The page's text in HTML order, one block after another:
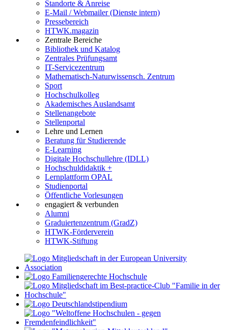
Standorte & Anreise
E-Mail / Webmailer (Dienste intern)
Pressebereich
HTWK.magazin
Zentrale Bereiche
Bibliothek und Katalog
Zentrales Prüfungsamt
IT-Servicezentrum
Mathematisch-Naturwissensch. Zentrum
Sport
Hochschulkolleg
Akademisches Auslandsamt
Stellenangebote
Stellenportal
Lehre und Lernen
Beratung für Studierende
E-Learning
Digitale Hochschullehre (IDLL)
Hochschuldidaktik +
Lernplattform OPAL
Studienportal
Öffentliche Vorlesungen
engagiert & verbunden
Alumni
Graduiertenzentrum (GradZ)
HTWK-Förderverein
HTWK-Stiftung